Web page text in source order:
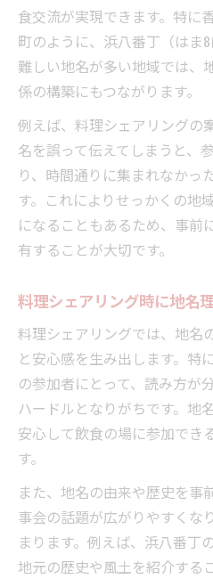
食交流が実現できます。特に
町のように、浜八番丁（はま
難しい地名が多い地域では、
係の構築にもつながります。
例えば、料理シェアリングの
名を誤って伝えてしまうと、
り、時間通りに集まれなかっ
す。これによりせっかくの地
になることもあるため、事前
有することが大切です。
料理シェアリング時に地名
料理シェアリングでは、地名
と安心感を生み出します。特
の参加者にとって、読み方が
ハードルとなりがちです。地
安心して飲食の場に参加でき
す。
また、地名の由来や歴史を事
事会の話題が広がりやすくな
まります。例えば、浜八番丁
地元の歴史や風土を紹介する